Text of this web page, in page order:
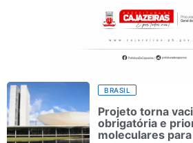
BRASIL
Projeto torna
obrigatória e
moleculares